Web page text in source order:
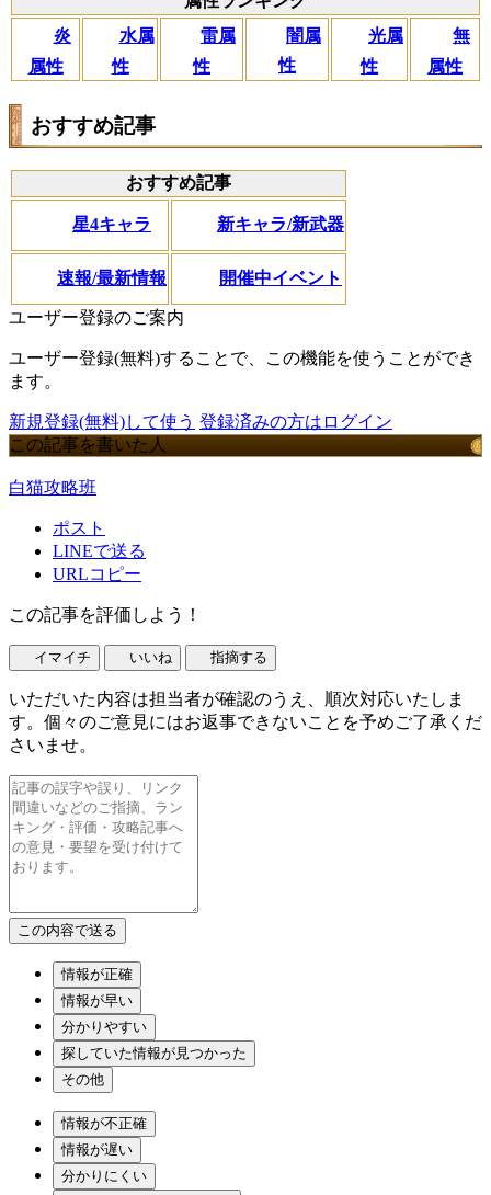
炎
属性
水属
性
雷属
性
闇属
性
光属
性
無
属性
おすすめ記事
おすすめ記事
星4キャラ 新キャラ/新武器
速報/最新情報 開催中イベント
ユーザー登録のご案内
ユーザー登録(無料)することで、この機能を使うことができ
ます。
新規登録(無料)して使う 登録済みの方はログイン
この記事を書いた人
白猫攻略班
ポスト
LINEで送る
URLコピー
この記事を評価しよう！
イマイチ いいね 指摘する
いただいた内容は担当者が確認のうえ、順次対応いたしま
す。個々のご意見にはお返事できないことを予めご了承くだ
さいませ。
情報が正確
情報が早い
分かりやすい
探していた情報が見つかった
その他
情報が不正確
情報が遅い
分かりにくい